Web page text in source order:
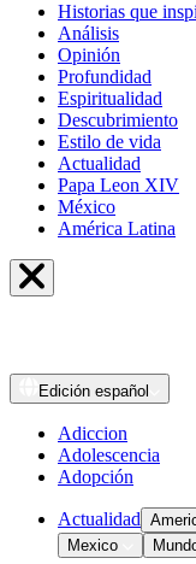
Historias que
Análisis
Opinión
Profundidad
Espiritualidad
Descubrimiento
Estilo de vida
Actualidad
Papa Leon XIV
México
América Latina
Edición español
Adiccion
Adolescencia
Adopción
Actualidad
Mexico